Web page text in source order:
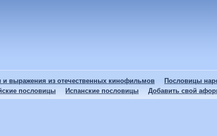
выражения из отечественных кинофильмов
Пословицы
пословицы Испанские пословицы Добавить свой